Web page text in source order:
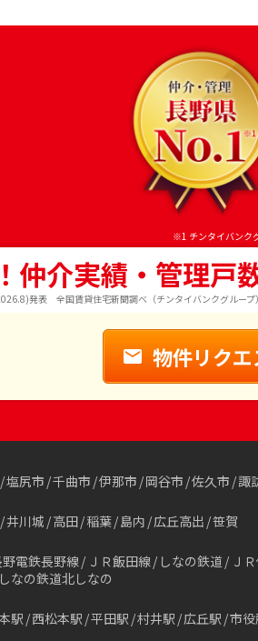
※1 チンタイバンク
仲介実績・管理戸
発表 全国賃貸住宅新聞調べ（チンタイバンクグループ）
物件リク
塩尻市 千曲市 伊那市 岡谷市 佐久市 諏
井川城 高田 稲葉 島内 広丘高出 笹賀
電鉄長野線 ＪＲ飯田線 しなの鉄道 Ｊ
しなの鉄道北しなの
駅 西松本駅 平田駅 村井駅 広丘駅 市